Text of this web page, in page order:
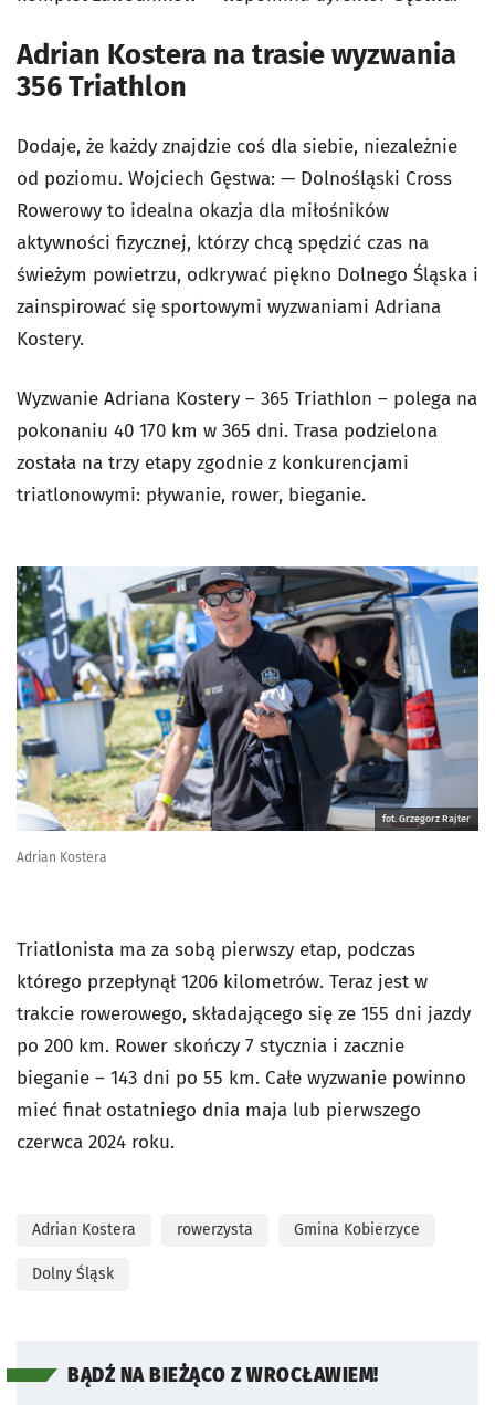
Adrian Kostera na trasie wyzwania
356 Triathlon
Dodaje, że każdy znajdzie coś dla siebie, niezależnie
od poziomu. Wojciech Gęstwa: — Dolnośląski Cross
Rowerowy to idealna okazja dla miłośników
aktywności fizycznej, którzy chcą spędzić czas na
świeżym powietrzu, odkrywać piękno Dolnego Śląska i
zainspirować się sportowymi wyzwaniami Adriana
Kostery.
Wyzwanie Adriana Kostery – 365 Triathlon – polega na
pokonaniu 40 170 km w 365 dni. Trasa podzielona
została na trzy etapy zgodnie z konkurencjami
triatlonowymi: pływanie, rower, bieganie.
fot. Grzegorz Rajter
Adrian Kostera
Triatlonista ma za sobą pierwszy etap, podczas
którego przepłynął 1206 kilometrów. Teraz jest w
trakcie rowerowego, składającego się ze 155 dni jazdy
po 200 km. Rower skończy 7 stycznia i zacznie
bieganie – 143 dni po 55 km. Całe wyzwanie powinno
mieć finał ostatniego dnia maja lub pierwszego
czerwca 2024 roku.
Adrian Kostera rowerzysta Gmina Kobierzyce
Dolny Śląsk
BĄDŹ NA BIEŻĄCO Z WROCŁAWIEM!